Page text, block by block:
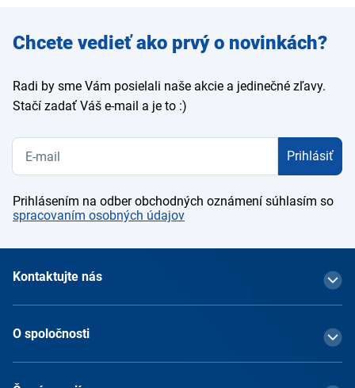
Zadajte
e-mail
Chcete vedieť ako prvý o novinkách?
Radi by sme Vám posielali naše akcie a jedinečné zľavy.
Stačí zadať Váš e-mail a je to :)
Prihlásiť
Prihlásením na odber obchodných oznámení súhlasím so
spracovaním osobných údajov
Kontaktujte nás
O spoločnosti